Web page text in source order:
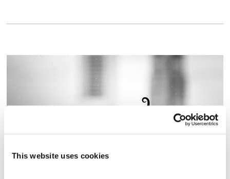
This website uses cookies